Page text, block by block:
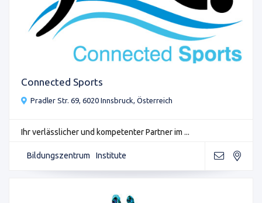
Connected Sports
Pradler Str. 69, 6020 Innsbruck, Österreich
Ihr verlässlicher und kompetenter Partner im ...
Bildungszentrum Institute